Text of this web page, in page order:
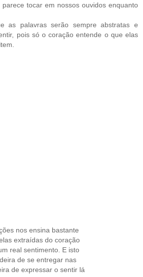
tocar em nossos ouvidos enquanto
as palavras serão sempre abstratas e
pois só o coração entende o que elas
nos ensina bastante
extraídas do coração
real sentimento. E isto
de se entregar nas
de expressar o sentir lá